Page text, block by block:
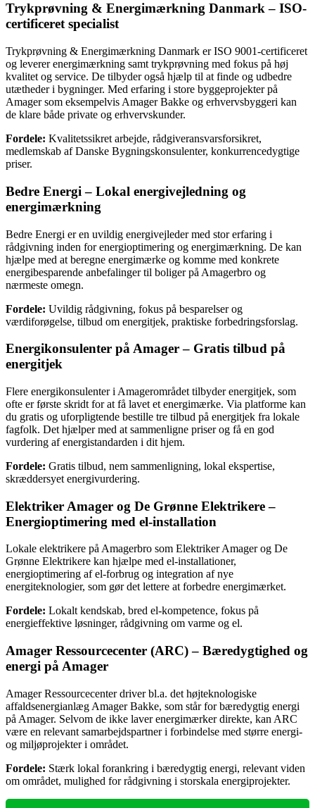
Trykprøvning & Energimærkning Danmark – ISO-
certificeret specialist
Trykprøvning & Energimærkning Danmark er ISO 9001-certificeret
og leverer energimærkning samt trykprøvning med fokus på høj
kvalitet og service. De tilbyder også hjælp til at finde og udbedre
utætheder i bygninger. Med erfaring i store byggeprojekter på
Amager som eksempelvis Amager Bakke og erhvervsbyggeri kan
de klare både private og erhvervskunder.
Fordele: Kvalitetssikret arbejde, rådgiveransvarsforsikret,
medlemskab af Danske Bygningskonsulenter, konkurrencedygtige
priser.
Bedre Energi – Lokal energivejledning og
energimærkning
Bedre Energi er en uvildig energivejleder med stor erfaring i
rådgivning inden for energioptimering og energimærkning. De kan
hjælpe med at beregne energimærke og komme med konkrete
energibesparende anbefalinger til boliger på Amagerbro og
nærmeste omegn.
Fordele: Uvildig rådgivning, fokus på besparelser og
værdiforøgelse, tilbud om energitjek, praktiske forbedringsforslag.
Energikonsulenter på Amager – Gratis tilbud på
energitjek
Flere energikonsulenter i Amagerområdet tilbyder energitjek, som
ofte er første skridt for at få lavet et energimærke. Via platforme kan
du gratis og uforpligtende bestille tre tilbud på energitjek fra lokale
fagfolk. Det hjælper med at sammenligne priser og få en god
vurdering af energistandarden i dit hjem.
Fordele: Gratis tilbud, nem sammenligning, lokal ekspertise,
skræddersyet energivurdering.
Elektriker Amager og De Grønne Elektrikere –
Energioptimering med el-installation
Lokale elektrikere på Amagerbro som Elektriker Amager og De
Grønne Elektrikere kan hjælpe med el-installationer,
energioptimering af el-forbrug og integration af nye
energiteknologier, som gør det lettere at forbedre energimærket.
Fordele: Lokalt kendskab, bred el-kompetence, fokus på
energieffektive løsninger, rådgivning om varme og el.
Amager Ressourcecenter (ARC) – Bæredygtighed og
energi på Amager
Amager Ressourcecenter driver bl.a. det højteknologiske
affaldsenergianlæg Amager Bakke, som står for bæredygtig energi
på Amager. Selvom de ikke laver energimærker direkte, kan ARC
være en relevant samarbejdspartner i forbindelse med større energi-
og miljøprojekter i området.
Fordele: Stærk lokal forankring i bæredygtig energi, relevant viden
om området, mulighed for rådgivning i storskala energiprojekter.